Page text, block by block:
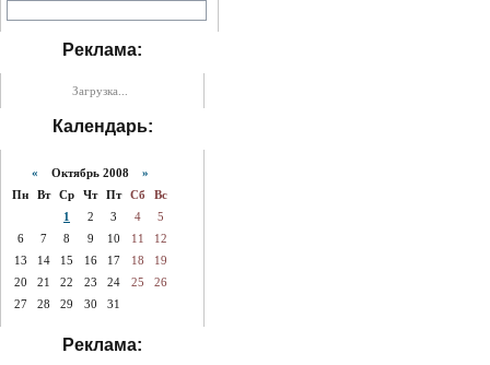
Реклама:
Загрузка...
Календарь:
« Октябрь 2008 »
Пн
Вт Ср Чт Пт Сб
Вс
1
2 3 4
5
6
7 8 9 10 11
12
13
14 15 16 17 18
19
20
21 22 23 24 25
26
27
28 29 30 31
Реклама: